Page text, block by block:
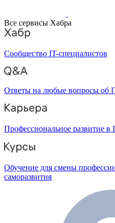
Все сервисы Хабра
Сообщество IT-специалистов
Ответы на любые вопросы об
Профессиональное развитие в
Обучение для смены
саморазвития